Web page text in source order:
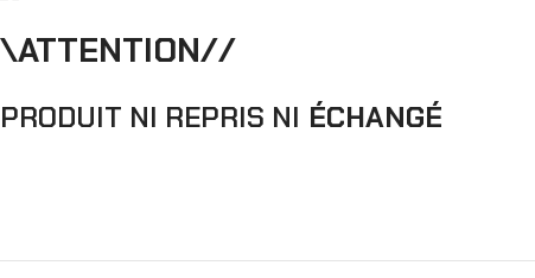
\ATTENTION//
PRODUIT NI REPRIS NI ÉCHANGÉ